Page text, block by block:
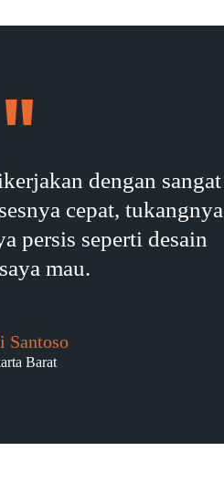
dengan sangat
cepat, tukangnya
persis seperti desain
mau.
Santoso
Barat